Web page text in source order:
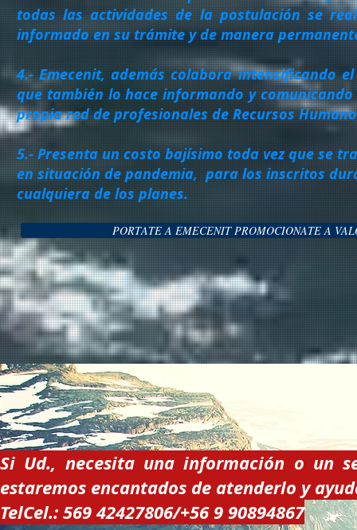
todas las actividades de la postulación se
informado en su trámite y de manera
4.- Emecenit, además colabora intensificando
que también lo hace informando y
propia red de profesionales de Recursos
5.- Presenta un costo bajísimo toda vez que se
en situación de pandemia, para los inscritos
cualquiera de los planes.
PORTATE A EMECENIT PROMOCIONATE A
Si Ud., necesita una información o un
estaremos encantados de atenderlo y
TelCel.: 569 42427806/+56 9 90894867